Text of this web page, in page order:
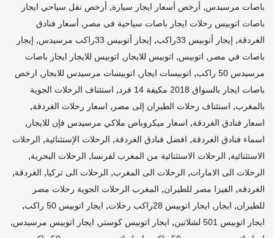
باصات مرسيدس, أرخص أسعار ايجار سيارة, أرخص نقل سياحي ايجار
باصات اتوبيس رحلات ايجار باصات سياحية فى مصر , أسعار فنادق
الغردقة, إيجار أتوبيس 33راكب , إيجار أتوبيس 33راكب مرسيدس , إيجار
باصات في مصر , اتوبيس, اتوبيس للايجار , اتوبيس للايجار ايجار باصات
مرسيدس 50 راكب
, اتوبيسات ايجار , اتوبيسات مرسيدس للايجار , ارخص
باصات ايجار بالسواق 2018 مكيفة 14 فرد
, استئناف الرحلات الجوية
بالمغرب, استئناف رحلات الطيران إلى مصر , اسعار رحلات الغردقة,
اسعار فنادق الغردقة, اسعار ميكروباص ملاكي مرسيدس فإن للايجار ,
اسماء فنادق الغردقة, افضل فنادق الغردقة, الرحلات الإستثنائية, الرحلات
الاستثنائية, الرحلات الاستثنائية من المغرب لفرنسا, الرحلات البحرية,
الرحلات الى الامارات, الرحلات الى المغرب, الرحلات الى تركيا, الغردقة,
الغردقه, الفيزا مصر للطيران, المغرب الرحلات الجوية رحلات مصر
للطيران, ايجار , ايجار اتوبيس 28راكب رحلات , ايجار اتوبيس 50 راكب ,
ايجار اتوبيس 501 لشلاتين , ايجار اتوبيس كوستر , ايجار اتوبيس مرسيدس,